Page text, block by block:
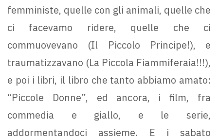
femministe, quelle con gli animali, quelle che
ci facevamo ridere, quelle che ci
commuovevano (Il Piccolo Principe!), e
traumatizzavano (La Piccola Fiammiferaia!!!),
e poi i libri, il libro che tanto abbiamo amato:
“Piccole Donne”, ed ancora, i film, fra
commedia e giallo, e le serie,
addormentandoci assieme. E i sabato